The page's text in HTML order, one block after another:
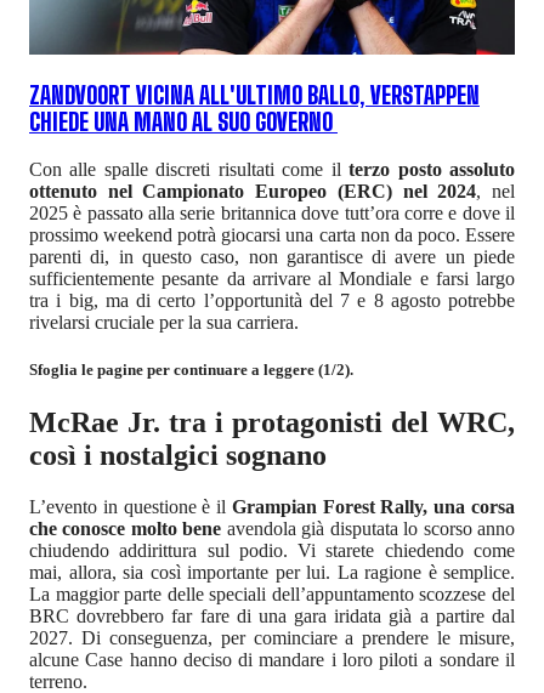
ZANDVOORT VICINA ALL'ULTIMO BALLO, VERSTAPPEN
CHIEDE UNA MANO AL SUO GOVERNO
Con alle spalle discreti risultati come il terzo posto assoluto
ottenuto nel Campionato Europeo (ERC) nel 2024, nel
2025 è passato alla serie britannica dove tutt’ora corre e dove il
prossimo weekend potrà giocarsi una carta non da poco. Essere
parenti di, in questo caso, non garantisce di avere un piede
sufficientemente pesante da arrivare al Mondiale e farsi largo
tra i big, ma di certo l’opportunità del 7 e 8 agosto potrebbe
rivelarsi cruciale per la sua carriera.
Sfoglia le pagine per continuare a leggere (1/2).
McRae Jr. tra i protagonisti del WRC,
così i nostalgici sognano
L’evento in questione è il Grampian Forest Rally, una corsa
che conosce molto bene avendola già disputata lo scorso anno
chiudendo addirittura sul podio. Vi starete chiedendo come
mai, allora, sia così importante per lui. La ragione è semplice.
La maggior parte delle speciali dell’appuntamento scozzese del
BRC dovrebbero far fare di una gara iridata già a partire dal
2027. Di conseguenza, per cominciare a prendere le misure,
alcune Case hanno deciso di mandare i loro piloti a sondare il
terreno.